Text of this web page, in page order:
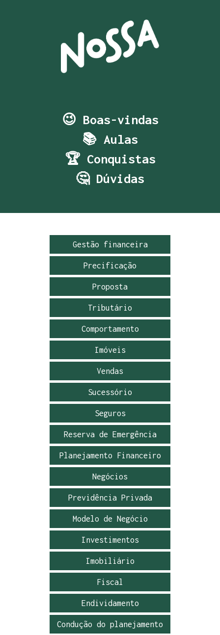
😉 Boas-vindas
📚 Aulas
🏆 Conquistas
🤔 Dúvidas
Gestão financeira
Precificação
Proposta
Tributário
Comportamento
Imóveis
Vendas
Sucessório
Seguros
Reserva de Emergência
Planejamento Financeiro
Negócios
Previdência Privada
Modelo de Negócio
Investimentos
Imobiliário
Fiscal
Endividamento
Condução do planejamento